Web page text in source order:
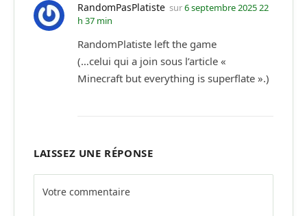
RandomPasPlatiste sur6 septembre 2025 22
h 37 min
RandomPlatiste left the game
(…celui qui a join sous l’article «
Minecraft but everything is superflate ».)
LAISSEZ UNE RÉPONSE